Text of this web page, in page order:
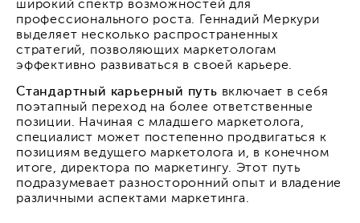
широкий спектр возможностей для
профессионального роста. Геннадий Меркури
выделяет несколько распространенных
стратегий, позволяющих маркетологам
эффективно развиваться в своей карьере.
Стандартный карьерный путь включает в себя
поэтапный переход на более ответственные
позиции. Начиная с младшего маркетолога,
специалист может постепенно продвигаться к
позициям ведущего маркетолога и, в конечном
итоге, директора по маркетингу. Этот путь
подразумевает разносторонний опыт и владение
различными аспектами маркетинга.